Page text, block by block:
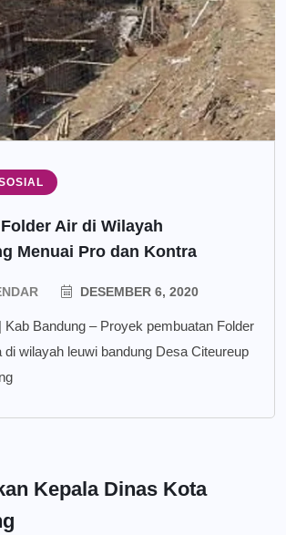
Air di Wilayah
Menuai Pro dan Kontra
DESEMBER 6, 2020
Kab Bandung – Proyek pembuatan Folder
di wilayah leuwi bandung Desa Citeureup
Kepala Dinas Kota